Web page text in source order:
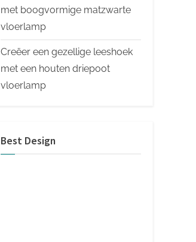
met boogvormige matzwarte
vloerlamp
Creëer een gezellige leeshoek
met een houten driepoot
vloerlamp
Best Design